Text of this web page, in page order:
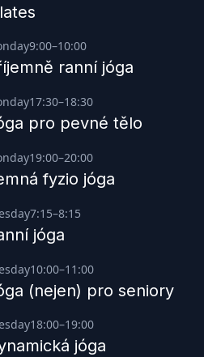
9:00–10:00
ranní jóga
17:30–18:30
pro pevné tělo
19:00–20:00
fyzio jóga
7:15–8:15
jóga
10:00–11:00
(nejen) pro seniory
18:00–19:00
jóga